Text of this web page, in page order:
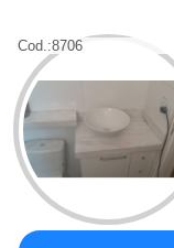
Cod.:8706